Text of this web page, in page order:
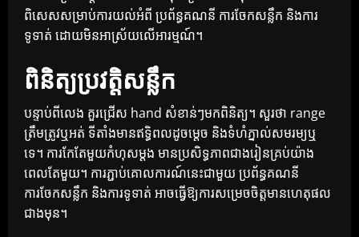
ពិសេសសម្រាប់ការយល់អំពី ប្រព័ន្ធគណនី ការចែកសន្លឹក និងការ
ទូទាត់ ដោយមិនអាស្រ័យលើអារម្មណ៍។
ពិនិត្យប្រវត្តិសន្លឹក
បន្ទាប់ពីលេង គួរជ្រើស hand សំខាន់ៗមកពិនិត្យ។ សួរថា range
ត្រឹមត្រូវឬអត់ ទីតាំងមានឥទ្ធិពលដូចម្តេច និងទំហំភ្នាល់សមរម្យឬ
ទេ។ ការកែតែមួយកំហុសម្តង មានប្រសិទ្ធភាពជាងរៀនគ្រប់យ៉ាង
ពេលតែមួយ។ ការភ្ជាប់គោលការណ៍នេះជាមួយ ប្រព័ន្ធគណនី
ការចែកសន្លឹក និងការទូទាត់ អាចធ្វើឱ្យការសម្រេចចិត្តមានហេតុផល
ជាងមុន។